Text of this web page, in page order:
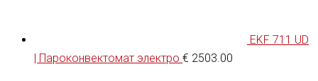
EKF 711 UD
| Пароконвектомат электро € 2503.00